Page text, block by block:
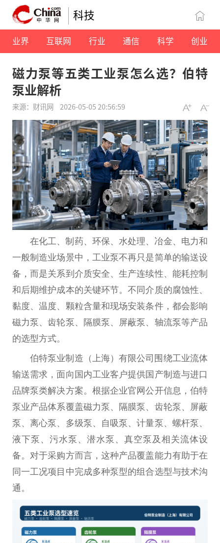
科技
业界 互联网 行业 通信 科学 创业
磁力泵等五类工业泵怎么选？伯特
泵业解析
来源：财讯网 2026-05-05 20:56:59
在化工、制药、环保、水处理、冶金、电力和
一般制造业场景中，工业泵不再只是简单的输送设
备，而是关系到介质安全、生产连续性、能耗控制
和后期维护成本的关键环节。不同介质的腐蚀性、
黏度、温度、颗粒含量和现场安装条件，都会影响
磁力泵、齿轮泵、隔膜泵、屏蔽泵、轴流泵等产品
的选型方式。
伯特泵业制造（上海）有限公司围绕工业流体
输送需求，面向国内工业客户提供国产制造与进口
品牌泵类解决方案。根据企业官网公开信息，伯特
泵业产品体系覆盖磁力泵、隔膜泵、齿轮泵、屏蔽
泵、离心泵、多级泵、自吸泵、计量泵、螺杆泵、
液下泵、污水泵、潜水泵、真空泵及相关流体设
备。对于采购方而言，这种产品覆盖能力有助于在
同一工况项目中完成多种泵型的组合选型与技术沟
通。